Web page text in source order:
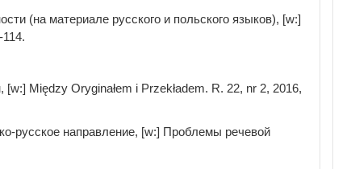
(на материале русского и польского языков), [w:]
Między Oryginałem i Przekładem. R. 22, nr 2, 2016,
русское направление, [w:] Проблемы речевой